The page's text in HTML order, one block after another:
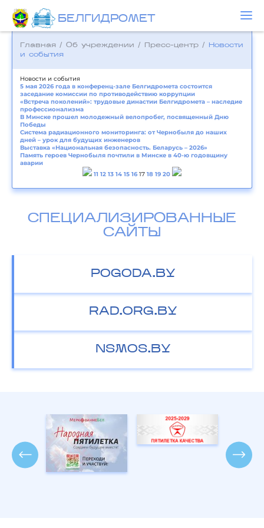
БЕЛГИДРОМЕТ
Главная / Об учреждении / Пресс-центр /
Новости
и события
Новости и события
5 мая 2026 года в конференц-зале Белгидромета состоится
заседание комиссии по противодействию коррупции
«Встреча поколений»: трудовые династии Белгидромета – наследие
профессионализма
В Минске прошел молодежный велопробег, посвященный Дню
Победы
Система радиационного мониторинга: от Чернобыля до наших
дней – урок для будущих инженеров
Выставка «Национальная безопасность. Беларусь – 2026»
Память героев Чернобыля почтили в Минске в 40-ю годовщину
аварии
11 12 13 14 15 16 17 18 19 20
СПЕЦИАЛИЗИРОВАННЫЕ
САЙТЫ
POGODA.BY
RAD.ORG.BY
NSMOS.BY